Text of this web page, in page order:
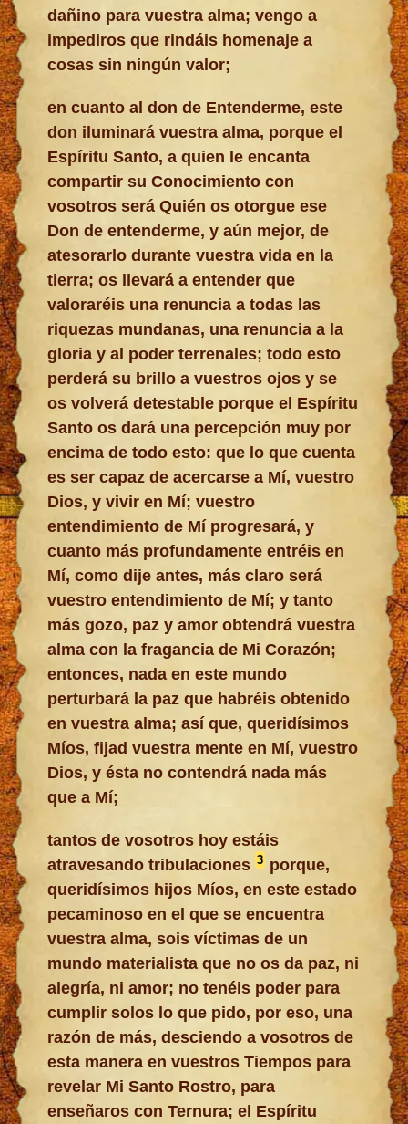
dañino para vuestra alma; vengo a
impediros que rindáis homenaje a
cosas sin ningún valor;
en cuanto al don de Entenderme, este
don iluminará vuestra alma, porque el
Espíritu Santo, a quien le encanta
compartir su Conocimiento con
vosotros será Quién os otorgue ese
Don de entenderme, y aún mejor, de
atesorarlo durante vuestra vida en la
tierra; os llevará a entender que
valoraréis una renuncia a todas las
riquezas mundanas, una renuncia a la
gloria y al poder terrenales; todo esto
perderá su brillo a vuestros ojos y se
os volverá detestable porque el Espíritu
Santo os dará una percepción muy por
encima de todo esto: que lo que cuenta
es ser capaz de acercarse a Mí, vuestro
Dios, y vivir en Mí; vuestro
entendimiento de Mí progresará, y
cuanto más profundamente entréis en
Mí, como dije antes, más claro será
vuestro entendimiento de Mí; y tanto
más gozo, paz y amor obtendrá vuestra
alma con la fragancia de Mi Corazón;
entonces, nada en este mundo
perturbará la paz que habréis obtenido
en vuestra alma; así que, queridísimos
Míos, fijad vuestra mente en Mí, vuestro
Dios, y ésta no contendrá nada más
que a Mí;
tantos de vosotros hoy estáis
atravesando tribulaciones3 porque,
queridísimos hijos Míos, en este estado
pecaminoso en el que se encuentra
vuestra alma, sois víctimas de un
mundo materialista que no os da paz, ni
alegría, ni amor; no tenéis poder para
cumplir solos lo que pido, por eso, una
razón de más, desciendo a vosotros de
esta manera en vuestros Tiempos para
revelar Mi Santo Rostro, para
enseñaros con Ternura; el Espíritu